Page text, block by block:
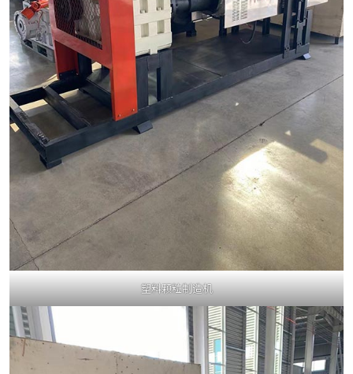
塑料颗粒制造机